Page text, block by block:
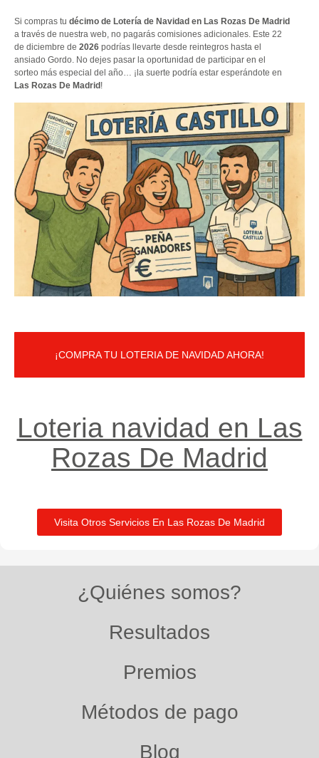
Si compras tu décimo de Lotería de Navidad en Las Rozas De Madrid
a través de nuestra web, no pagarás comisiones adicionales. Este 22
de diciembre de 2026 podrías llevarte desde reintegros hasta el
ansiado Gordo. No dejes pasar la oportunidad de participar en el
sorteo más especial del año… ¡la suerte podría estar esperándote en
Las Rozas De Madrid !
¡COMPRA TU LOTERIA DE NAVIDAD AHORA!
Loteria navidad en Las
Rozas De Madrid​
Visita Otros Servicios En Las Rozas De Madrid
¿Quiénes somos?
Resultados
Premios
Métodos de pago
Blog